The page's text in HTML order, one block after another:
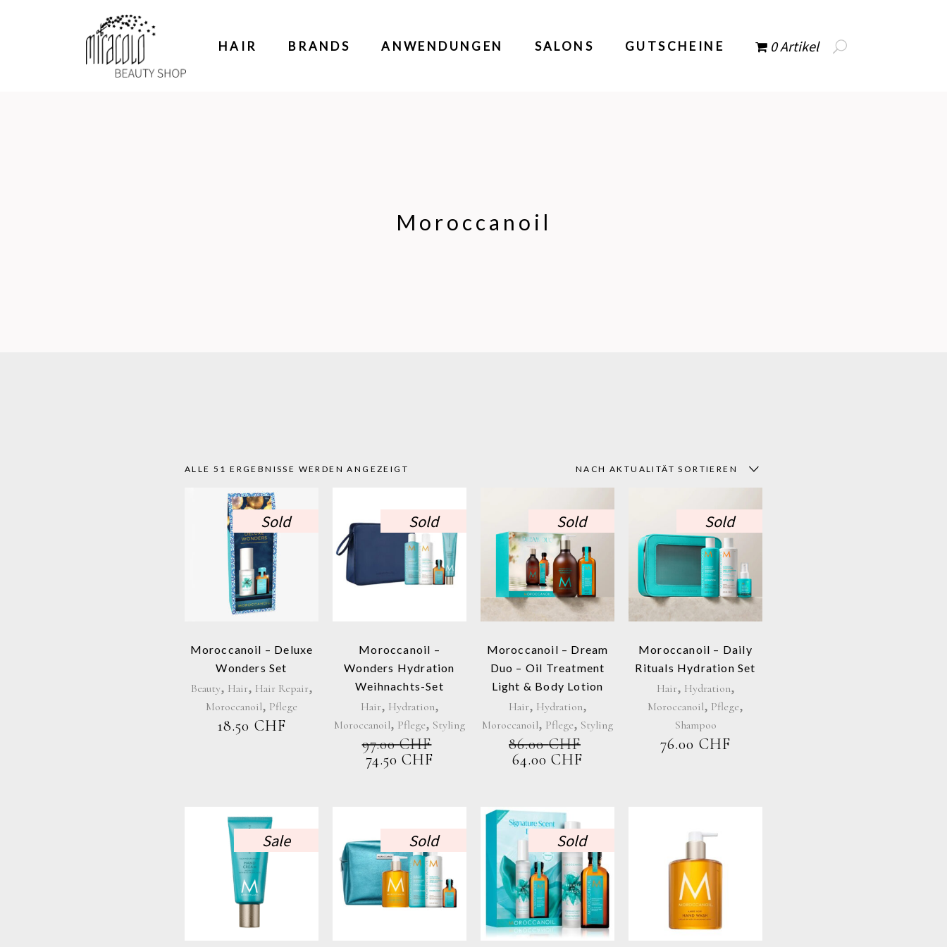
HAIR BRANDS ANWENDUNGEN SALONS GUTSCHEINE 0 Artikel
Moroccanoil
ALLE 51 ERGEBNISSE WERDEN ANGEZEIGT
SORTIERT
NACH AKTUALITÄT SORTIEREN
Sold
Moroccanoil – Deluxe
Wonders Set
Beauty, Hair, Hair Repair,
Moroccanoil, Pflege
18.50 CHF
Sold
Moroccanoil –
Wonders Hydration
Weihnachts-Set
Hair, Hydration,
Moroccanoil, Pflege, Styling
97.00CHF
URSPRÜNGLICHER
PREIS
74.50CHF AKTUELLER
74.50 CHF.
Sold
Moroccanoil – Dream
Duo – Oil Treatment
Light & Body Lotion
Hair, Hydration,
Moroccanoil, Pflege, Styling
86.00CHF
URSPRÜNGLICHER
PREIS
64.00CHF AKTUELLER
Sold
Moroccanoil – Daily
Rituals Hydration Set
Hair, Hydration,
Moroccanoil, Pflege,
Shampoo
76.00 CHF
Sale
Dieses
Sold Sold